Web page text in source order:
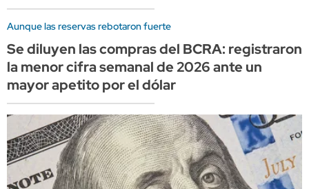
Aunque las reservas rebotaron fuerte
Se diluyen las compras del BCRA: registraron
la menor cifra semanal de 2026 ante un
mayor apetito por el dólar